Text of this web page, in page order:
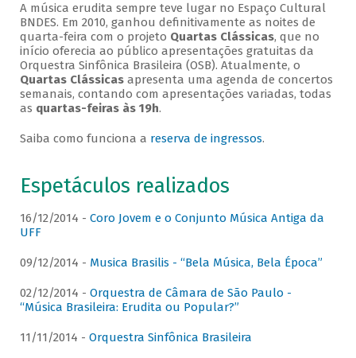
A música erudita sempre teve lugar no Espaço Cultural
BNDES. Em 2010, ganhou definitivamente as noites de
quarta-feira com o projeto Quartas Clássicas, que no
início oferecia ao público apresentações gratuitas da
Orquestra Sinfônica Brasileira (OSB). Atualmente, o
Quartas Clássicasapresenta uma agenda de concertos
semanais, contando com apresentações variadas, todas
as quartas-feiras às 19h.
Saiba como funciona a reserva de ingressos.
Espetáculos realizados
16/12/2014 - Coro Jovem e o Conjunto Música Antiga da
UFF
09/12/2014 - Musica Brasilis - “Bela Música, Bela Época”
02/12/2014 - Orquestra de Câmara de São Paulo -
“Música Brasileira: Erudita ou Popular?”
11/11/2014 - Orquestra Sinfônica Brasileira